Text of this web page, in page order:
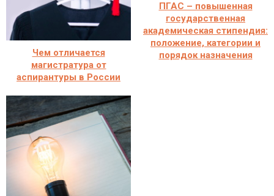
Чем отличается
магистратура от
аспирантуры в России
ПГАС – повышенная
государственная
академическая стипендия:
положение, категории и
порядок назначения